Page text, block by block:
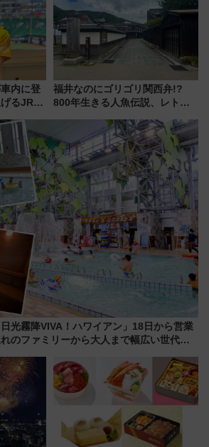
内に登
るJR九
ホーク
福井なのにゴリゴリ関西弁!?
800年生きる人魚伝説、レトロ
屋カフェで非日常を！週末観光
に最適な小浜の歩き方
光霧降VIVA！ハワイアン」18日から営業
のファミリーから大人まで幅広い世代が